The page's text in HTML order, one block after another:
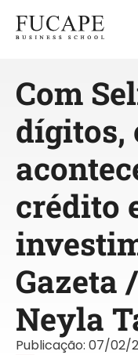
Com
dígitos,
crédito
Gazeta
Neyla
Publicação: 07/02/